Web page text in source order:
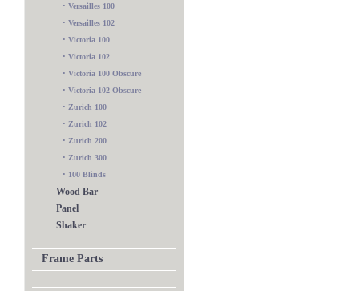
• Versailles 100
• Versailles 102
• Victoria 100
• Victoria 102
• Victoria 100 Obscure
• Victoria 102 Obscure
• Zurich 100
• Zurich 102
• Zurich 200
• Zurich 300
• 100 Blinds
Wood Bar
Panel
Shaker
Frame Parts